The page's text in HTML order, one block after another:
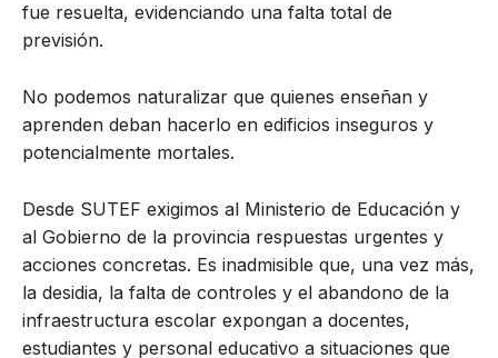
fue resuelta, evidenciando una falta total de
previsión.
No podemos naturalizar que quienes enseñan y
aprenden deban hacerlo en edificios inseguros y
potencialmente mortales.
Desde SUTEF exigimos al Ministerio de Educación y
al Gobierno de la provincia respuestas urgentes y
acciones concretas. Es inadmisible que, una vez más,
la desidia, la falta de controles y el abandono de la
infraestructura escolar expongan a docentes,
estudiantes y personal educativo a situaciones que